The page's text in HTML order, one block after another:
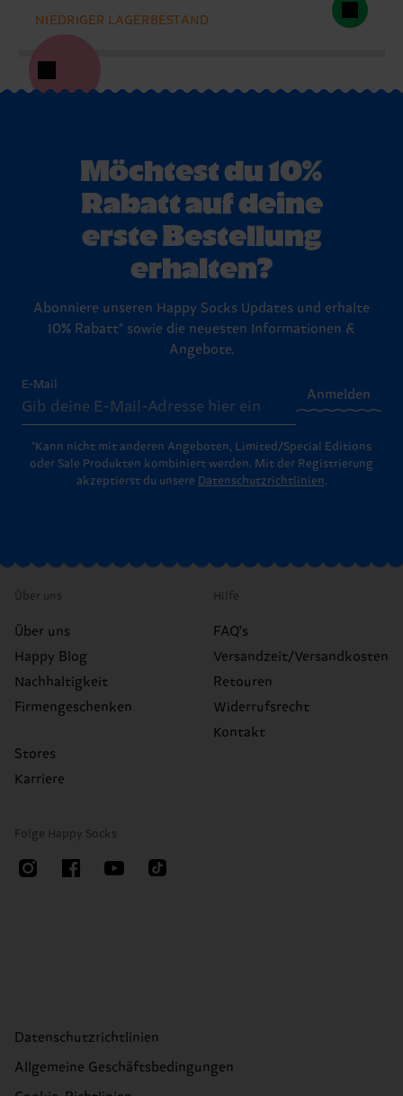
NIEDRIGER LAGERBESTAND
Möchtest du 10%
Rabatt auf deine
erste Bestellung
erhalten?
Abonniere unseren Happy Socks Updates und erhalte
10% Rabatt* sowie die neuesten Informationen &
Angebote.
E-Mail
Anmelden
*Kann nicht mit anderen Angeboten, Limited/Special Editions
oder Sale Produkten kombiniert werden. Mit der Registrierung
akzeptierst du unsere Datenschutzrichtlinien.
Über uns
Über uns
Happy Blog
Nachhaltigkeit
Firmengeschenken
Stores
Karriere
Hilfe
FAQ's
Versandzeit/Versandkosten
Retouren
Widerrufsrecht
Kontakt
Folge Happy Socks
Datenschutzrichtlinien
Allgemeine Geschäftsbedingungen